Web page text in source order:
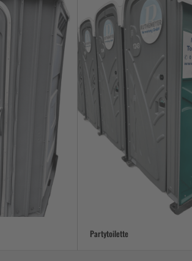
Partytoilette